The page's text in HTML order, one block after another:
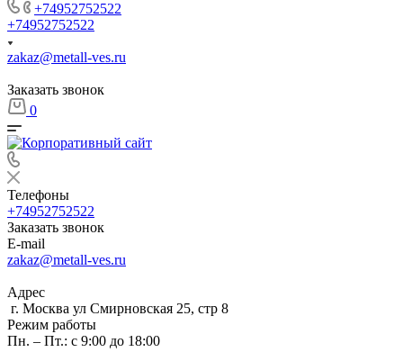
+74952752522
+74952752522
zakaz@metall-ves.ru
Заказать звонок
0
Телефоны
+74952752522
Заказать звонок
E-mail
zakaz@metall-ves.ru
Адрес
г. Москва ул Смирновская 25, стр 8
Режим работы
Пн. – Пт.: с 9:00 до 18:00